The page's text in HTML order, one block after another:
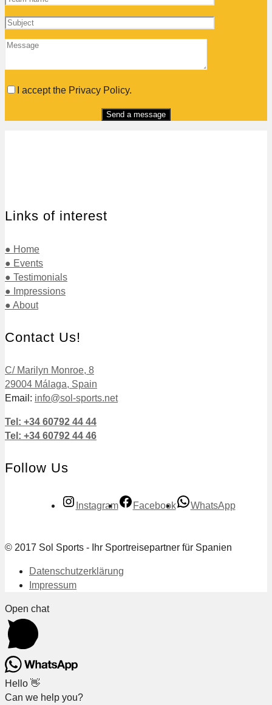
I accept the Privacy Policy.
Links of interest
● Home
● Events
● Testimonials
● Impressions
● About
Contact Us!
C/ Marilyn Monroe, 8
29004 Málaga, Spain
Email: info@sol-sports.net
Tel: +34 60792 44 44
Tel: +34 60792 44 46
Follow Us
Instagram Facebook WhatsApp
© 2017 Sol Sports - Ihr Sportreisepartner für Spanien
Datenschutzerklärung
Impressum
Open chat
Hello 👋
Can we help you?